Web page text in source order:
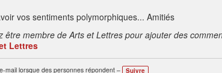
vos sentiments polymorphiques... Amitiés
être membre de Arts et Lettres pour ajouter des
Lettres
mail lorsque des personnes répondent – Suivre